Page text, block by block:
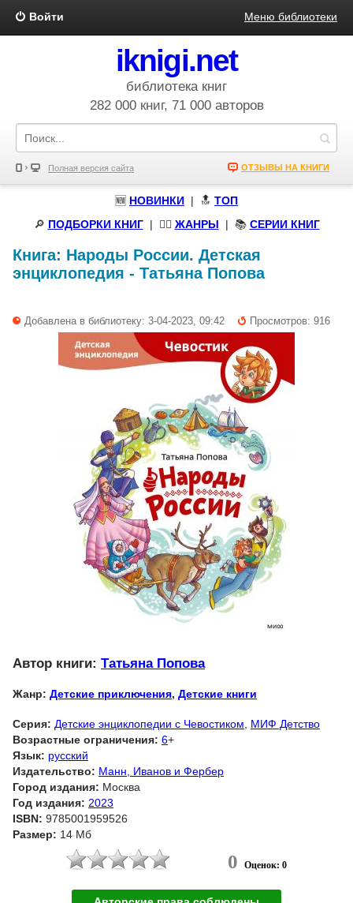
Войти Меню библиотеки
iknigi.net
библиотека книг
282 000 книг, 71 000 авторов
Полная версия сайта ОТЗЫВЫ НА КНИГИ
🆕 НОВИНКИ | 🔝 ТОП
🔎 ПОДБОРКИ КНИГ| 🧝‍♀️ ЖАНРЫ | 📚 СЕРИИ КНИГ
Книга: Народы России. Детская
энциклопедия - Татьяна Попова
Добавлена в библиотеку: 3-04-2023, 09:42 Просмотров: 916
Автор книги: Татьяна Попова
Жанр: Детские приключения, Детские книги
Серия: Детские энциклопедии с Чевостиком
МИФ Детство
Возрастные ограничения: 6+
Язык: русский
Издательство: Манн, Иванов и Фербер
Город издания: Москва
Год издания: 2023
ISBN: 9785001959526
Размер: 14 Мб
0 Оценок: 0